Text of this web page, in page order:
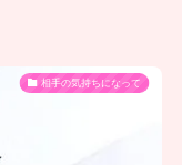
相手の気持ちになって